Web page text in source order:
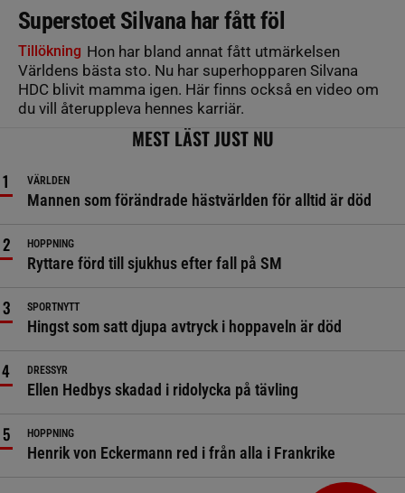
Superstoet Silvana har fått föl
Tillökning Hon har bland annat fått utmärkelsen
Världens bästa sto. Nu har superhopparen Silvana
HDC blivit mamma igen. Här finns också en video om
du vill återuppleva hennes karriär.
MEST LÄST JUST NU
VÄRLDEN
Mannen som förändrade hästvärlden för alltid är död
HOPPNING
Ryttare förd till sjukhus efter fall på SM
SPORTNYTT
Hingst som satt djupa avtryck i hoppaveln är död
DRESSYR
Ellen Hedbys skadad i ridolycka på tävling
HOPPNING
Henrik von Eckermann red i från alla i Frankrike